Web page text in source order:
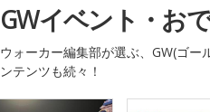
GWイベント・お
ウォーカー編集部が選ぶ、GW(ゴ
ンテンツも続々！